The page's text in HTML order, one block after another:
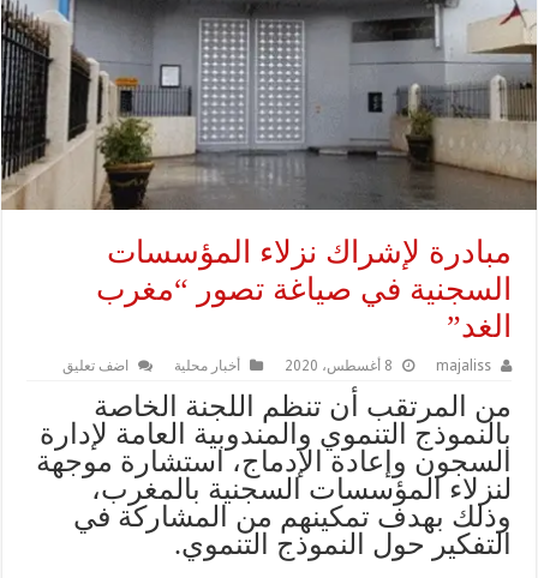
مبادرة لإشراك نزلاء المؤسسات
السجنية في صياغة تصور “مغرب
الغد”
majaliss 8 أغسطس، 2020 أخبار محلية اضف تعليق
من المرتقب أن تنظم اللجنة الخاصة
بالنموذج التنموي والمندوبية العامة لإدارة
السجون وإعادة الإدماج، استشارة موجهة
لنزلاء المؤسسات السجنية بالمغرب،
وذلك بهدف تمكينهم من المشاركة في
التفكير حول النموذج التنموي.